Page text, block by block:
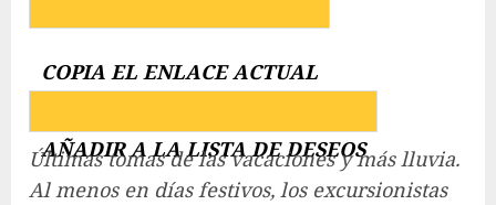
COPIA EL ENLACE ACTUAL
AÑADIR A LA LISTA DE DESEOS
Últimas tomas de las vacaciones y más lluvia.
Al menos en días festivos, los excursionistas